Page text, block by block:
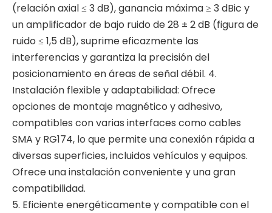
(relación axial ≤ 3 dB), ganancia máxima ≥ 3 dBic y
un amplificador de bajo ruido de 28 ± 2 dB (figura de
ruido ≤ 1,5 dB), suprime eficazmente las
interferencias y garantiza la precisión del
posicionamiento en áreas de señal débil. 4.
Instalación flexible y adaptabilidad: Ofrece
opciones de montaje magnético y adhesivo,
compatibles con varias interfaces como cables
SMA y RG174, lo que permite una conexión rápida a
diversas superficies, incluidos vehículos y equipos.
Ofrece una instalación conveniente y una gran
compatibilidad.
5. Eficiente energéticamente y compatible con el